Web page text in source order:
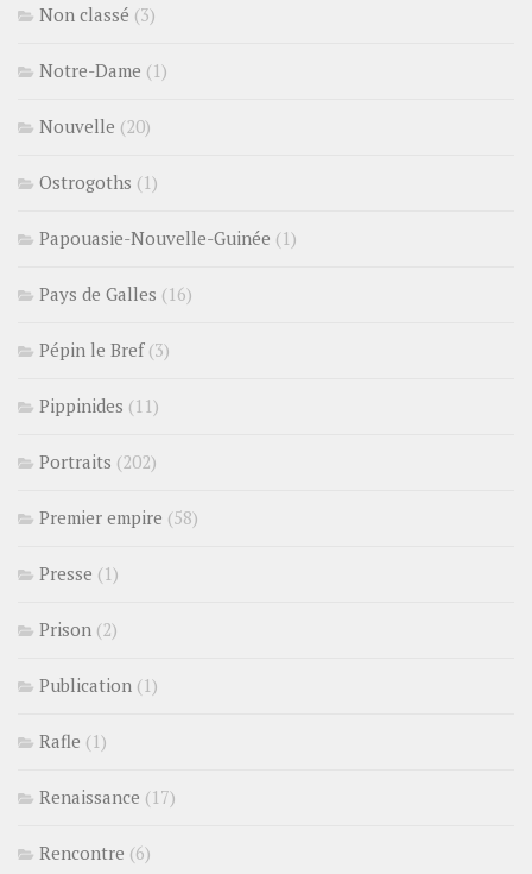
Non classé (3)
Notre-Dame (1)
Nouvelle (20)
Ostrogoths (1)
Papouasie-Nouvelle-Guinée (1)
Pays de Galles (16)
Pépin le Bref(3)
Pippinides (11)
Portraits (202)
Premier empire (58)
Presse (1)
Prison (2)
Publication (1)
Rafle (1)
Renaissance (17)
Rencontre (6)